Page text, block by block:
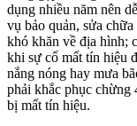
dụng nhiều năm nên
vụ bảo quản, sửa
khó khăn về địa hình;
khi sự cố mất tín hiệu
nắng nóng hay mưa
phải khắc phục chừng
bị mất tín hiệu.